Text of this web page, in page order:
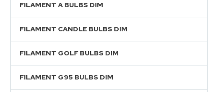
FILAMENT A BULBS DIM
FILAMENT CANDLE BULBS DIM
FILAMENT GOLF BULBS DIM
FILAMENT G95 BULBS DIM